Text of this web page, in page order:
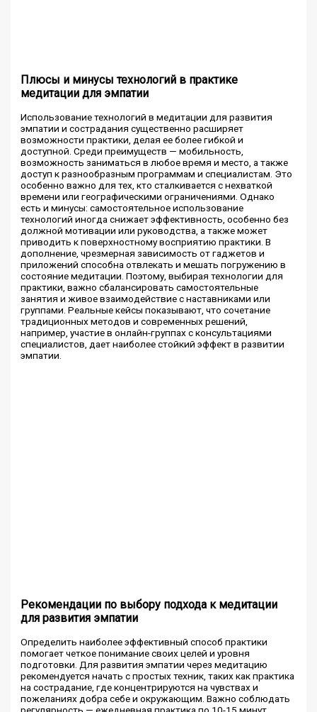
Плюсы и минусы технологий в практике
медитации для эмпатии
Использование технологий в медитации для развития
эмпатии и сострадания существенно расширяет
возможности практики, делая ее более гибкой и
доступной. Среди преимуществ — мобильность,
возможность заниматься в любое время и место, а также
доступ к разнообразным программам и специалистам. Это
особенно важно для тех, кто сталкивается с нехваткой
времени или географическими ограничениями. Однако
есть и минусы: самостоятельное использование
технологий иногда снижает эффективность, особенно без
должной мотивации или руководства, а также может
приводить к поверхностному восприятию практики. В
дополнение, чрезмерная зависимость от гаджетов и
приложений способна отвлекать и мешать погружению в
состояние медитации. Поэтому, выбирая технологии для
практики, важно сбалансировать самостоятельные
занятия и живое взаимодействие с наставниками или
группами. Реальные кейсы показывают, что сочетание
традиционных методов и современных решений,
например, участие в онлайн-группах с консультациями
специалистов, дает наиболее стойкий эффект в развитии
эмпатии.
Рекомендации по выбору подхода к медитации
для развития эмпатии
Определить наиболее эффективный способ практики
помогает четкое понимание своих целей и уровня
подготовки. Для развития эмпатии через медитацию
рекомендуется начать с простых техник, таких как практика
на сострадание, где концентрируются на чувствах и
пожеланиях добра себе и окружающим. Важно соблюдать